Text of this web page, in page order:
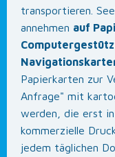
transportieren.
annehmen auf
Papierkarten zur
Anfrage" mit
werden, die erst
kommerzielle
jedem täglichen